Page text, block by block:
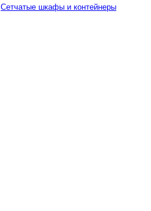
Сетчатые шкафы и контейнеры